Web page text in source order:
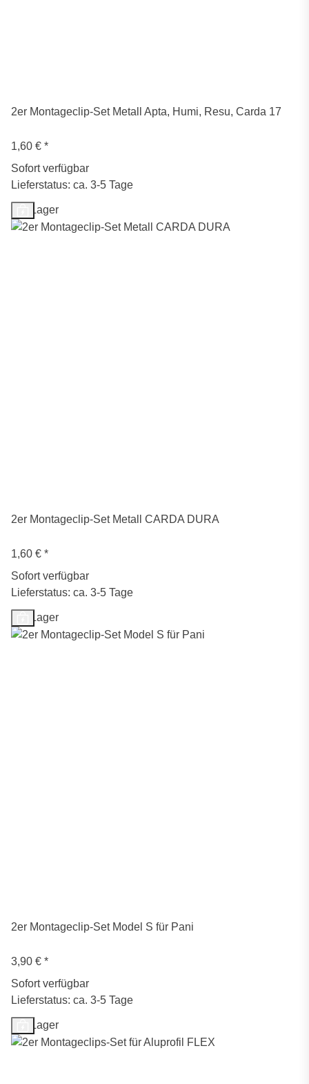
2er Montageclip-Set Metall Apta, Humi, Resu, Carda 17
1,60 € *
Sofort verfügbar
Lieferstatus: ca. 3-5 Tage
Auf Lager
2er Montageclip-Set Metall CARDA DURA
1,60 € *
Sofort verfügbar
Lieferstatus: ca. 3-5 Tage
Auf Lager
2er Montageclip-Set Model S für Pani
3,90 € *
Sofort verfügbar
Lieferstatus: ca. 3-5 Tage
Auf Lager